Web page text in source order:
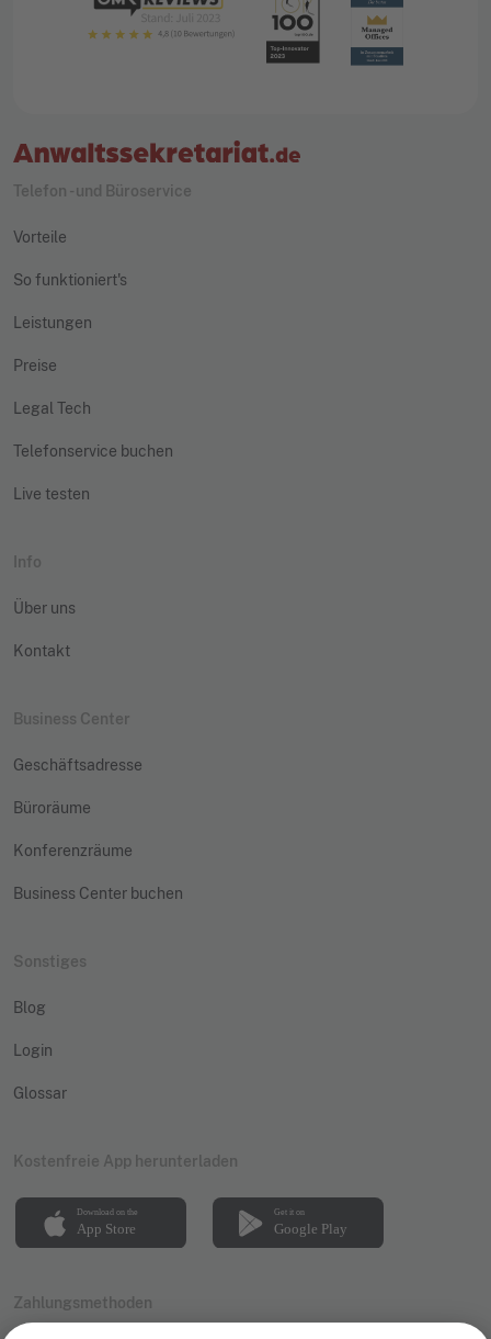
Telefon - und Büroservice
Vorteile
So funktioniert's
Leistungen
Preise
Legal Tech
Telefonservice buchen
Live testen
Info
Über uns
Kontakt
Business Center
Geschäftsadresse
Büroräume
Konferenzräume
Business Center buchen
Sonstiges
Blog
Login
Glossar
Kostenfreie App herunterladen
Zahlungsmethoden